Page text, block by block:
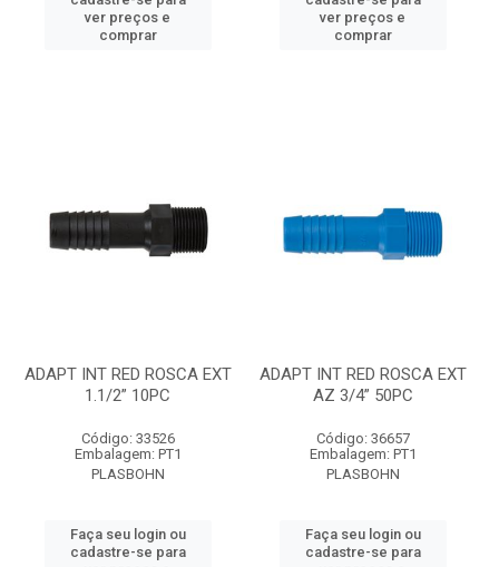
ver preços e
comprar
ver preços e
comprar
ADAPT INT RED ROSCA EXT
1.1/2” 10PC
Código: 33526
Embalagem: PT1
PLASBOHN
Faça seu login ou
cadastre-se para
ADAPT INT RED ROSCA EXT
AZ 3/4” 50PC
Código: 36657
Embalagem: PT1
PLASBOHN
Faça seu login ou
cadastre-se para